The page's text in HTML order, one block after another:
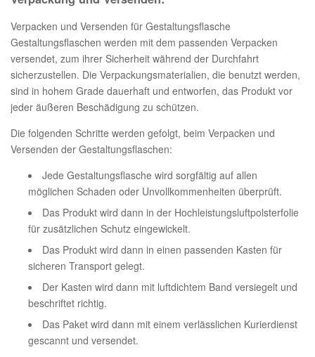
Verpacken und Versenden für Gestaltungsflasche
Gestaltungsflaschen werden mit dem passenden Verpacken
versendet, zum ihrer Sicherheit während der Durchfahrt
sicherzustellen. Die Verpackungsmaterialien, die benutzt werden,
sind in hohem Grade dauerhaft und entworfen, das Produkt vor
jeder äußeren Beschädigung zu schützen.
Die folgenden Schritte werden gefolgt, beim Verpacken und
Versenden der Gestaltungsflaschen:
Jede Gestaltungsflasche wird sorgfältig auf allen
möglichen Schaden oder Unvollkommenheiten überprüft.
Das Produkt wird dann in der Hochleistungsluftpolsterfolie
für zusätzlichen Schutz eingewickelt.
Das Produkt wird dann in einen passenden Kasten für
sicheren Transport gelegt.
Der Kasten wird dann mit luftdichtem Band versiegelt und
beschriftet richtig.
Das Paket wird dann mit einem verlässlichen Kurierdienst
gescannt und versendet.